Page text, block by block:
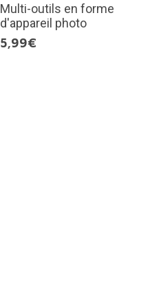
Multi-outils en forme
d'appareil photo
5,99€